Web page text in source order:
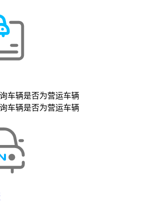
车辆是否为营运车辆
车辆是否为营运车辆